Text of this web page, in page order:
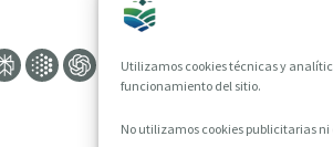
Utilizamos cookies técnicas y
funcionamiento del sitio.
No utilizamos cookies publicitarias